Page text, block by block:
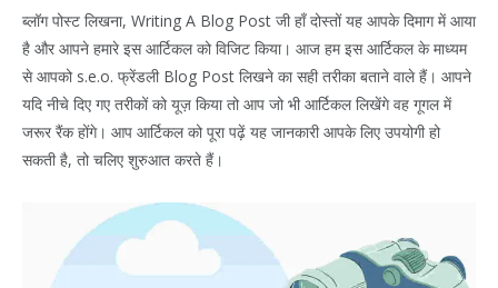
ब्लॉग पोस्ट लिखना, Writing A Blog Post जी हाँ दोस्तों यह आपके दिमाग में आया
है और आपने हमारे इस आर्टिकल को विजिट किया। आज हम इस आर्टिकल के माध्यम
से आपको s.e.o. फ्रेंडली Blog Post लिखने का सही तरीका बताने वाले हैं। आपने
यदि नीचे दिए गए तरीकों को यूज़ किया तो आप जो भी आर्टिकल लिखेंगे वह गूगल में
जरूर रैंक होंगे। आप आर्टिकल को पूरा पढ़ें यह जानकारी आपके लिए उपयोगी हो
सकती है, तो चलिए शुरुआत करते हैं।